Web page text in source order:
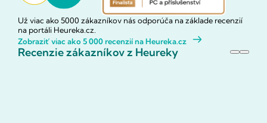
Už viac ako 5000 zákazníkov nás odporúča na základe recenzií
na portáli Heureka.cz.
Zobraziť viac ako 5 000 recenzií na Heureka.cz
Recenzie zákazníkov z Heureky